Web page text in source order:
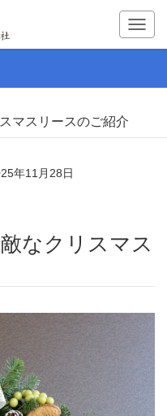
T
t
マスリースのご紹介
年11月28日